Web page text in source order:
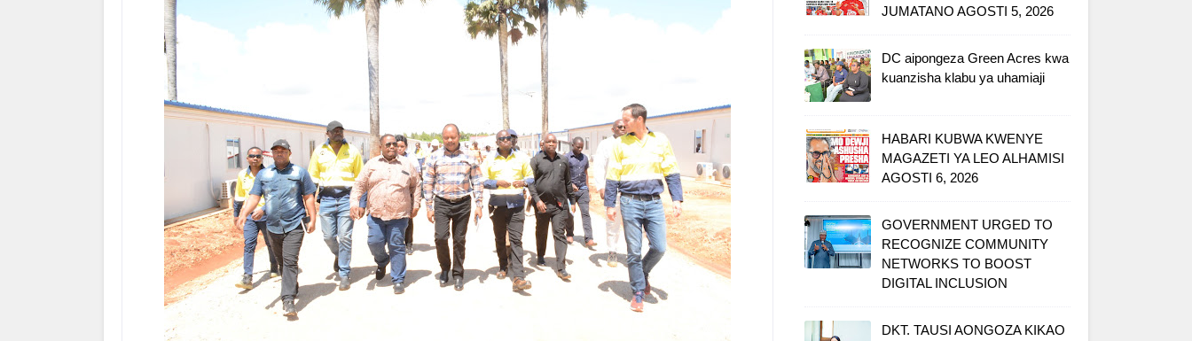
JUMATANO AGOSTI 5, 2026
DC aipongeza Green Acres kwa
kuanzisha klabu ya uhamiaji
HABARI KUBWA KWENYE
MAGAZETI YA LEO ALHAMISI
AGOSTI 6, 2026
GOVERNMENT URGED TO
RECOGNIZE COMMUNITY
NETWORKS TO BOOST
DIGITAL INCLUSION
DKT. TAUSI AONGOZA KIKAO